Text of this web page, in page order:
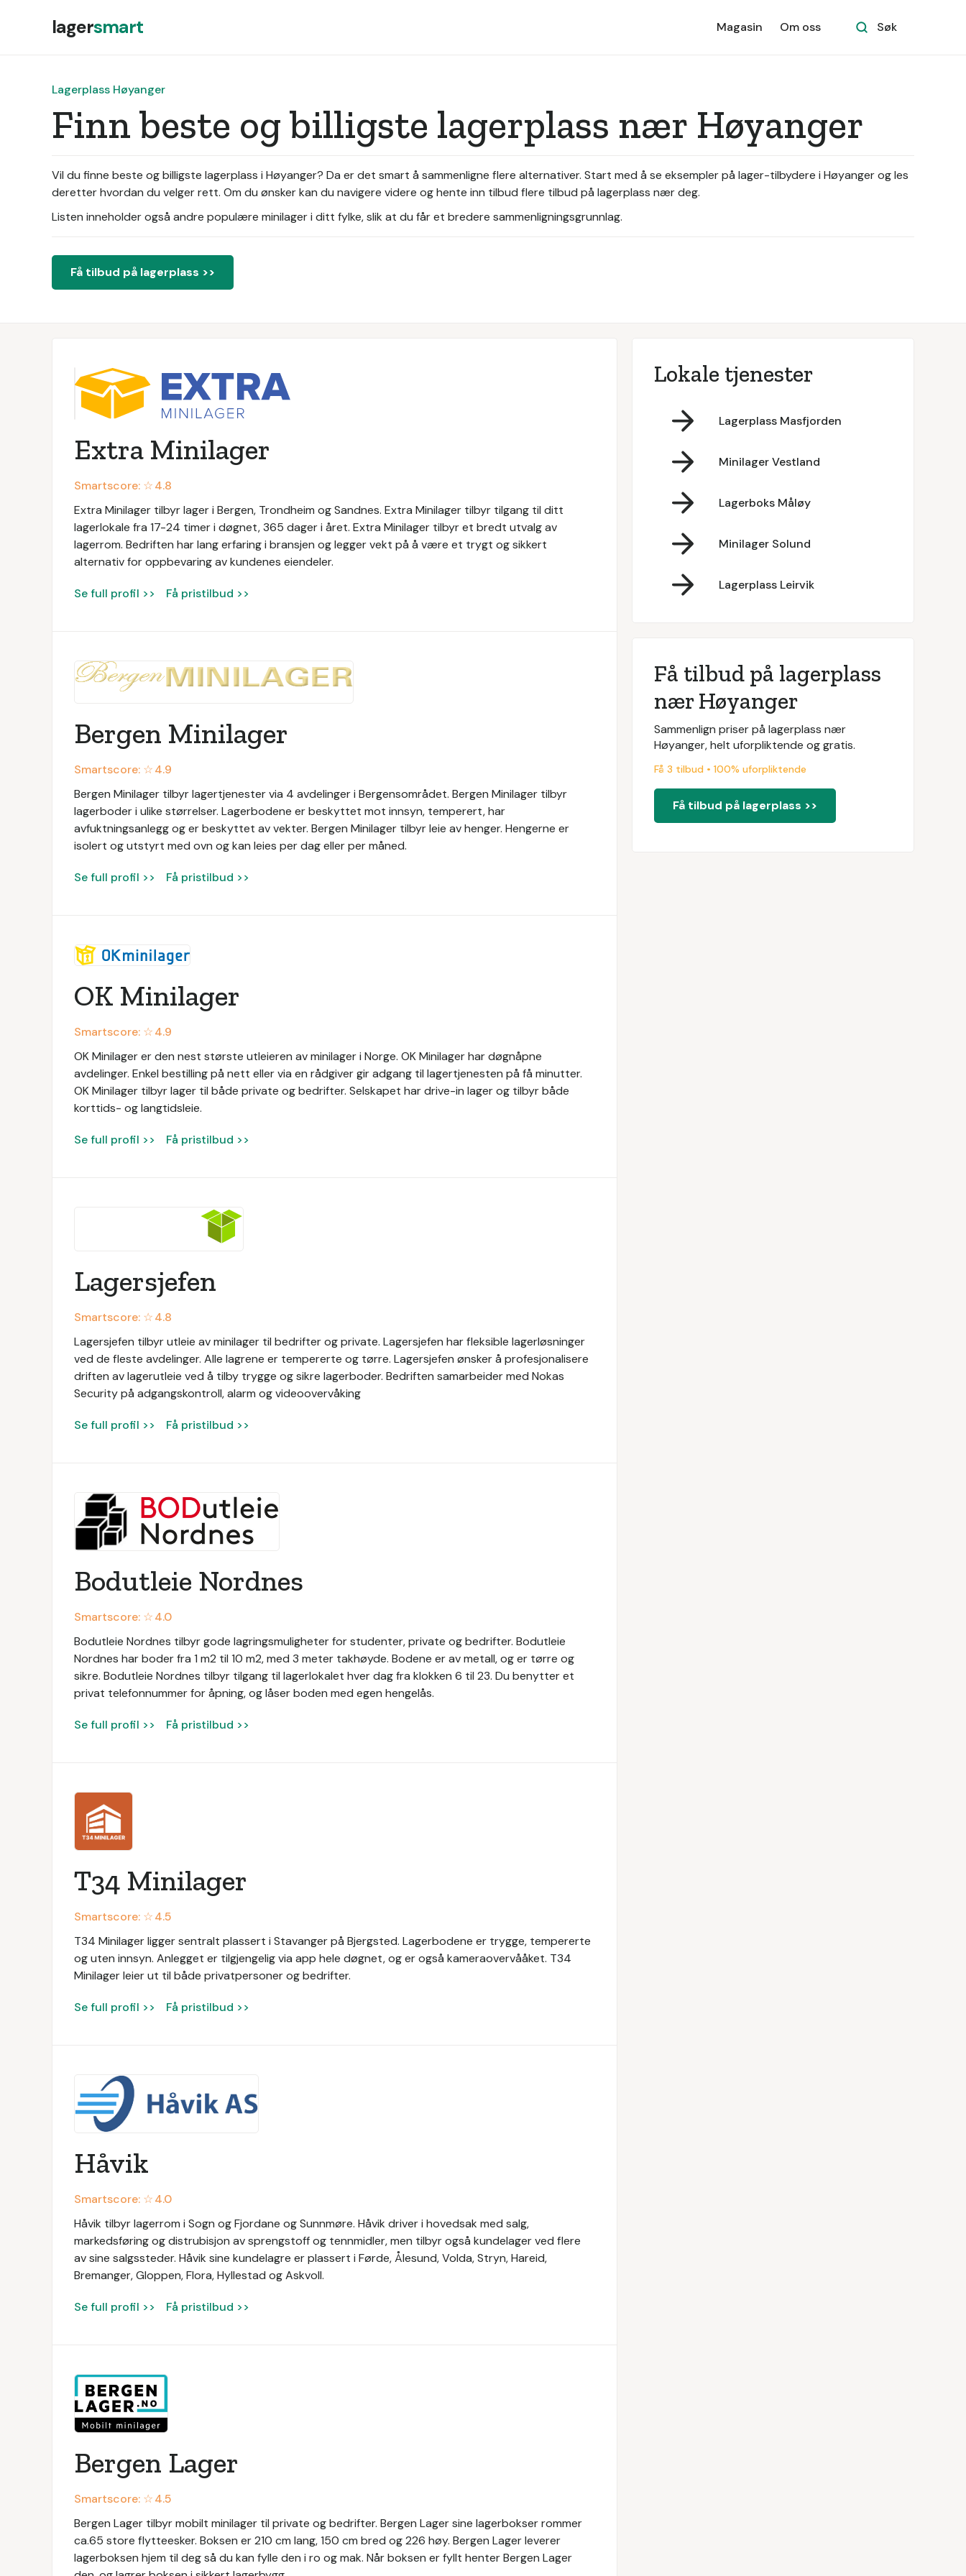
lagersmart Magasin Om oss Søk
Lagerplass Høyanger
Finn beste og billigste lagerplass nær Høyanger
Vil du finne beste og billigste lagerplass i Høyanger? Da er det smart å sammenligne flere alternativer. Start med å se eksempler på lager-tilbydere i Høyanger og les
deretter hvordan du velger rett. Om du ønsker kan du navigere videre og hente inn tilbud flere tilbud på lagerplass nær deg.
Listen inneholder også andre populære minilager i ditt fylke, slik at du får et bredere sammenligningsgrunnlag.
Få tilbud på lagerplass >>
Extra Minilager
Smartscore: ☆4.8
Extra Minilager tilbyr lager i Bergen, Trondheim og Sandnes. Extra Minilager tilbyr tilgang til ditt
lagerlokale fra 17-24 timer i døgnet, 365 dager i året. Extra Minilager tilbyr et bredt utvalg av
lagerrom. Bedriften har lang erfaring i bransjen og legger vekt på å være et trygt og sikkert
alternativ for oppbevaring av kundenes eiendeler.
Se full profil >> Få pristilbud >>
Bergen Minilager
Smartscore: ☆4.9
Bergen Minilager tilbyr lagertjenester via 4 avdelinger i Bergensområdet. Bergen Minilager tilbyr
lagerboder i ulike størrelser. Lagerbodene er beskyttet mot innsyn, temperert, har
avfuktningsanlegg og er beskyttet av vekter. Bergen Minilager tilbyr leie av henger. Hengerne er
isolert og utstyrt med ovn og kan leies per dag eller per måned.
Se full profil >> Få pristilbud >>
OK Minilager
Smartscore: ☆4.9
OK Minilager er den nest største utleieren av minilager i Norge. OK Minilager har døgnåpne
avdelinger. Enkel bestilling på nett eller via en rådgiver gir adgang til lagertjenesten på få minutter.
OK Minilager tilbyr lager til både private og bedrifter. Selskapet har drive-in lager og tilbyr både
korttids- og langtidsleie.
Se full profil >> Få pristilbud >>
Lagersjefen
Smartscore: ☆4.8
Lagersjefen tilbyr utleie av minilager til bedrifter og private. Lagersjefen har fleksible lagerløsninger
ved de fleste avdelinger. Alle lagrene er tempererte og tørre. Lagersjefen ønsker å profesjonalisere
driften av lagerutleie ved å tilby trygge og sikre lagerboder. Bedriften samarbeider med Nokas
Security på adgangskontroll, alarm og videoovervåking
Se full profil >> Få pristilbud >>
Bodutleie Nordnes
Smartscore: ☆4.0
Bodutleie Nordnes tilbyr gode lagringsmuligheter for studenter, private og bedrifter. Bodutleie
Nordnes har boder fra 1 m2 til 10 m2, med 3 meter takhøyde. Bodene er av metall, og er tørre og
sikre. Bodutleie Nordnes tilbyr tilgang til lagerlokalet hver dag fra klokken 6 til 23. Du benytter et
privat telefonnummer for åpning, og låser boden med egen hengelås.
Se full profil >> Få pristilbud >>
T34 Minilager
Smartscore: ☆4.5
T34 Minilager ligger sentralt plassert i Stavanger på Bjergsted. Lagerbodene er trygge, tempererte
og uten innsyn. Anlegget er tilgjengelig via app hele døgnet, og er også kameraovervååket. T34
Minilager leier ut til både privatpersoner og bedrifter.
Se full profil >> Få pristilbud >>
Håvik
Smartscore: ☆4.0
Håvik tilbyr lagerrom i Sogn og Fjordane og Sunnmøre. Håvik driver i hovedsak med salg,
markedsføring og distrubisjon av sprengstoff og tennmidler, men tilbyr også kundelager ved flere
av sine salgssteder. Håvik sine kundelagre er plassert i Førde, Ålesund, Volda, Stryn, Hareid,
Bremanger, Gloppen, Flora, Hyllestad og Askvoll.
Se full profil >> Få pristilbud >>
Bergen Lager
Smartscore: ☆4.5
Bergen Lager tilbyr mobilt minilager til private og bedrifter. Bergen Lager sine lagerbokser rommer
ca.65 store flytteesker. Boksen er 210 cm lang, 150 cm bred og 226 høy. Bergen Lager leverer
lagerboksen hjem til deg så du kan fylle den i ro og mak. Når boksen er fyllt henter Bergen Lager
Lokale tjenester
Lagerplass Masfjorden
Minilager Vestland
Lagerboks Måløy
Minilager Solund
Lagerplass Leirvik
Få tilbud på lagerplass
nær Høyanger
Sammenlign priser på lagerplass nær
Høyanger, helt uforpliktende og gratis.
Få 3 tilbud • 100% uforpliktende
Få tilbud på lagerplass >>